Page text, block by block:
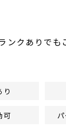
ンクありで
り
可